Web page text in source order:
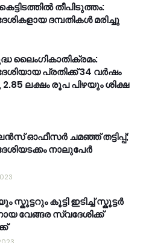
തീപിടുത്തം:
ദമ്പതികൾ മരിച്ചു
ലൈംഗികാതിക്രമം:
പ്രതിക്ക് 34 വര്‍ഷം
ലക്ഷം രൂപ പിഴയും ശിക്ഷ
ഓഫീസർ ചമഞ്ഞ് തട്ടിപ്പ്;
നാലുപേർ
സ്കൂട്ടറും കൂട്ടി ഇടിച്ച് സ്കൂട്ടർ
വേങ്ങര സ്വദേശിക്ക്